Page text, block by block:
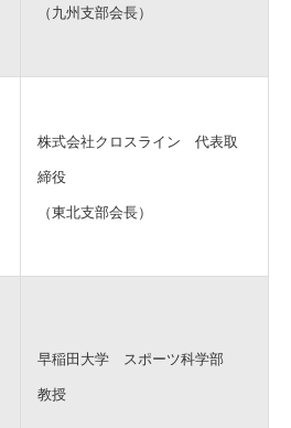
（九州支部会長）
株式会社クロスライン 代表取
締役
（東北支部会長）
早稲田大学 スポーツ科学部
教授